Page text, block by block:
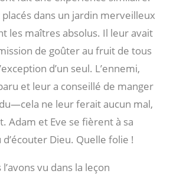
placés dans un jardin merveilleux
les maîtres absolus. Il leur avait
de goûter au fruit de tous
d’un seul. L’ennemi,
et leur a conseillé de manger
ne leur ferait aucun mal,
Adam et Eve se fièrent à sa
Dieu. Quelle folie !
vu dans la leçon